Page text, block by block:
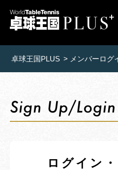
卓球王国PLUS > メンバーログ
ログイン